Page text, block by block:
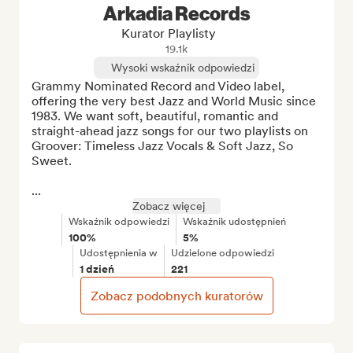
Arkadia Records
Kurator Playlisty
19.1k
Wysoki wskaźnik odpowiedzi
Grammy Nominated Record and Video label,
offering the very best Jazz and World Music since
1983. We want soft, beautiful, romantic and
straight-ahead jazz songs for our two playlists on
Groover: Timeless Jazz Vocals & Soft Jazz, So
Sweet.
...
Zobacz więcej
Wskaźnik odpowiedzi
100%
Wskaźnik udostępnień
5%
Udostępnienia w
1 dzień
Udzielone odpowiedzi
221
Zobacz podobnych kuratorów